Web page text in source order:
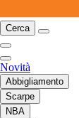
Cerca
Novità
Abbigliamento
Scarpe
NBA